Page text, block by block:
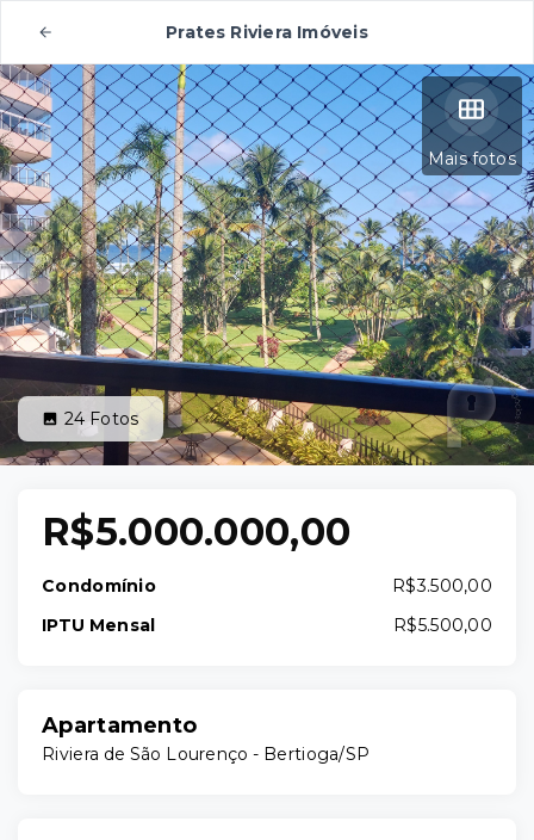
Prates Riviera Imóveis
Mais fotos
24Fotos
R$5.000.000,00
Condomínio
R$3.500,00
IPTU Mensal
R$5.500,00
Apartamento
Riviera de São Lourenço - Bertioga/SP